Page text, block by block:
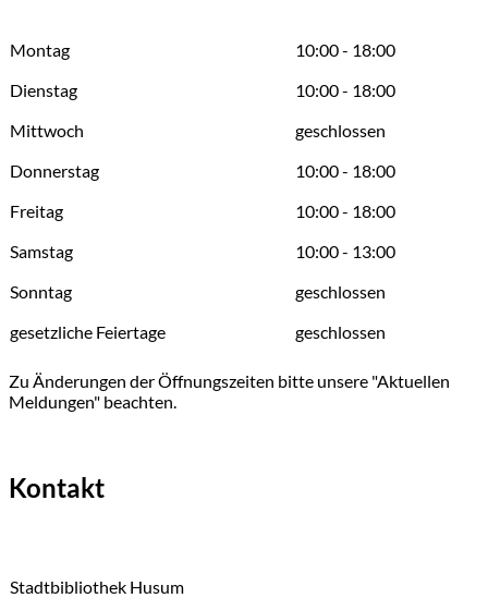
Montag
10:00 - 18:00
Dienstag
10:00 - 18:00
Mittwoch
geschlossen
Donnerstag
10:00 - 18:00
Freitag
10:00 - 18:00
Samstag
10:00 - 13:00
Sonntag
geschlossen
gesetzliche Feiertage
geschlossen
Zu Änderungen der Öffnungszeiten bitte unsere "Aktuellen
Meldungen" beachten.
Kontakt
Stadtbibliothek Husum